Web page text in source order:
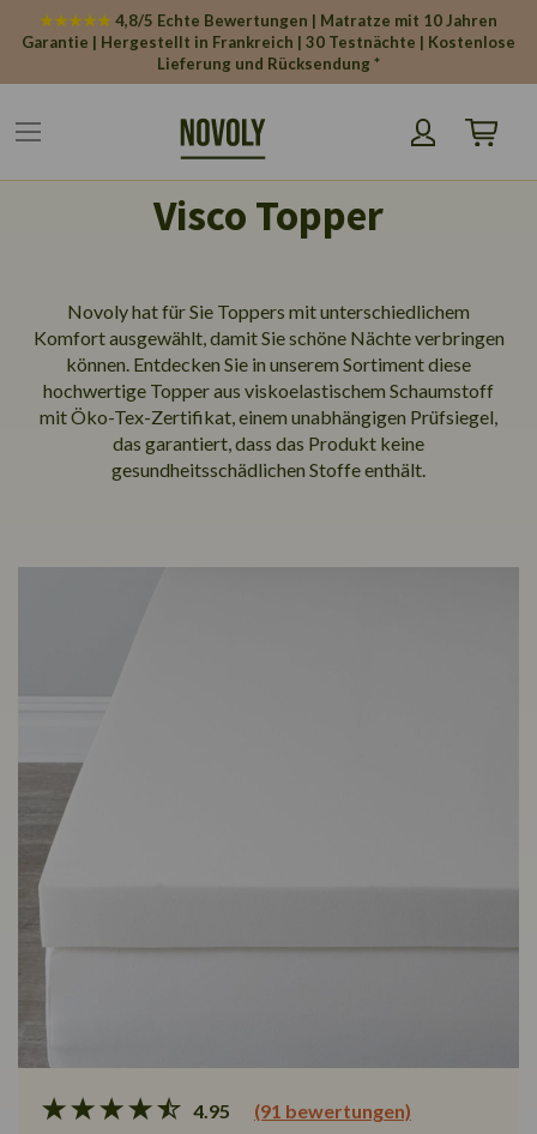
★★★★★ 4,8/5 Echte Bewertungen | Matratze mit 10 Jahren
Garantie | Hergestellt in Frankreich | 30 Testnächte | Kostenlose
Lieferung und Rücksendung *
Mein
Visco Topper
Novoly hat für Sie Toppers mit unterschiedlichem
Komfort ausgewählt, damit Sie schöne Nächte verbringen
können. Entdecken Sie in unserem Sortiment diese
hochwertige Topper aus viskoelastischem Schaumstoff
mit Öko-Tex-Zertifikat, einem unabhängigen Prüfsiegel,
das garantiert, dass das Produkt keine
gesundheitsschädlichen Stoffe enthält.
4.95 (91 bewertungen)
Cookie-Einstellungen